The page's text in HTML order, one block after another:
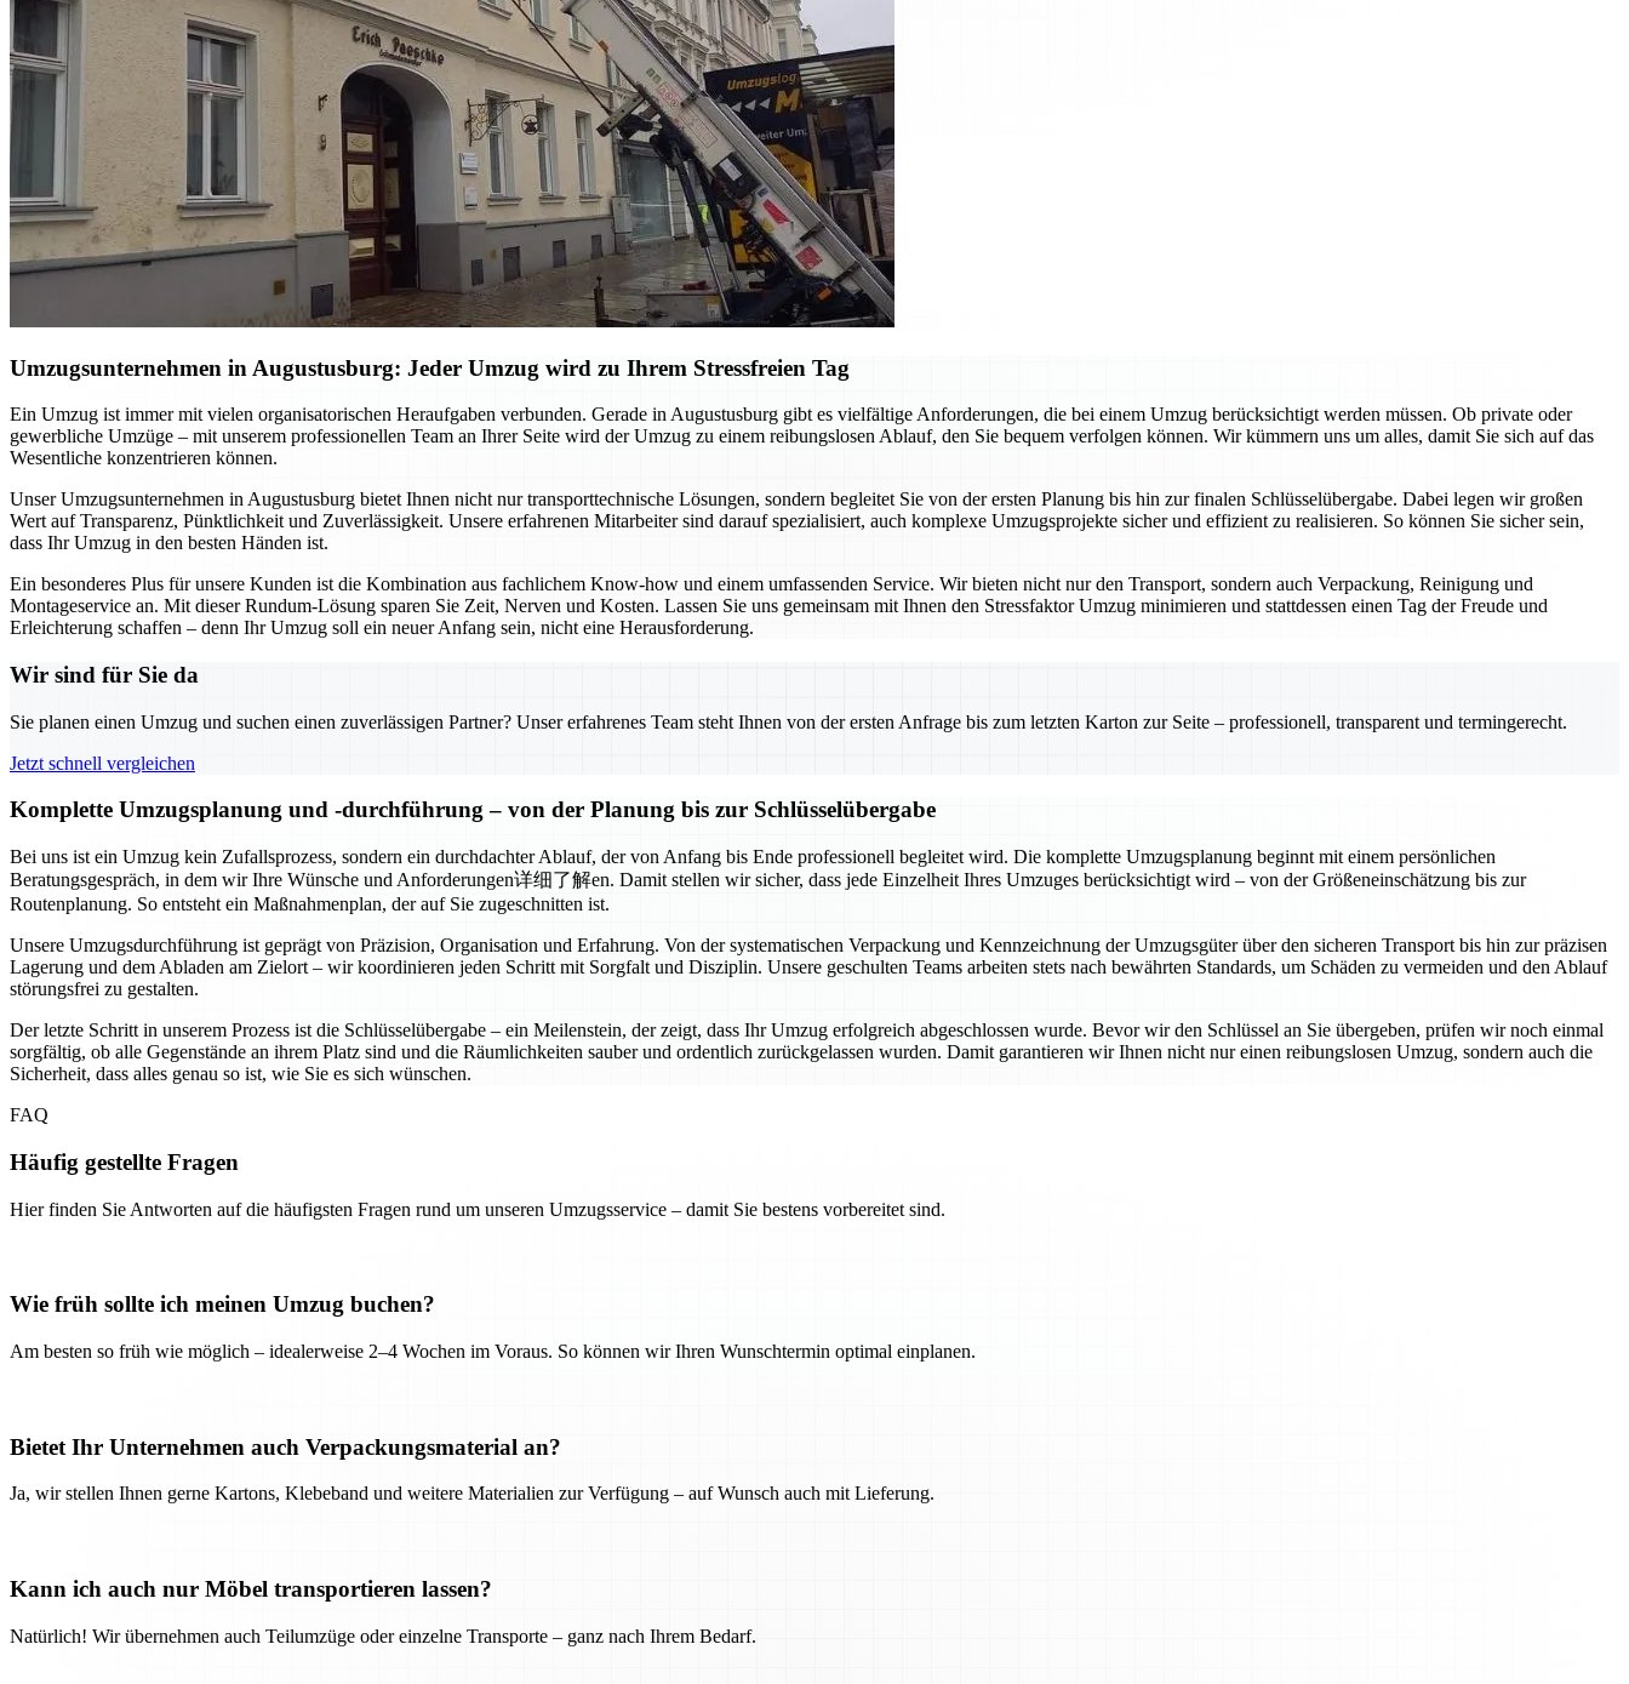
Umzugsunternehmen in Augustusburg: Jeder Umzug wird zu Ihrem Stressfreien Tag
Ein Umzug ist immer mit vielen organisatorischen Heraufgaben verbunden. Gerade in Augustusburg gibt es vielfältige Anforderungen, die bei einem Umzug berücksichtigt werden müssen. Ob private oder
gewerbliche Umzüge – mit unserem professionellen Team an Ihrer Seite wird der Umzug zu einem reibungslosen Ablauf, den Sie bequem verfolgen können. Wir kümmern uns um alles, damit Sie sich auf das
Wesentliche konzentrieren können.
Unser Umzugsunternehmen in Augustusburg bietet Ihnen nicht nur transporttechnische Lösungen, sondern begleitet Sie von der ersten Planung bis hin zur finalen Schlüsselübergabe. Dabei legen wir großen
Wert auf Transparenz, Pünktlichkeit und Zuverlässigkeit. Unsere erfahrenen Mitarbeiter sind darauf spezialisiert, auch komplexe Umzugsprojekte sicher und effizient zu realisieren. So können Sie sicher sein,
dass Ihr Umzug in den besten Händen ist.
Ein besonderes Plus für unsere Kunden ist die Kombination aus fachlichem Know-how und einem umfassenden Service. Wir bieten nicht nur den Transport, sondern auch Verpackung, Reinigung und
Montageservice an. Mit dieser Rundum-Lösung sparen Sie Zeit, Nerven und Kosten. Lassen Sie uns gemeinsam mit Ihnen den Stressfaktor Umzug minimieren und stattdessen einen Tag der Freude und
Erleichterung schaffen – denn Ihr Umzug soll ein neuer Anfang sein, nicht eine Herausforderung.
Wir sind für Sie da
Sie planen einen Umzug und suchen einen zuverlässigen Partner? Unser erfahrenes Team steht Ihnen von der ersten Anfrage bis zum letzten Karton zur Seite – professionell, transparent und termingerecht.
Jetzt schnell vergleichen
Komplette Umzugsplanung und -durchführung – von der Planung bis zur Schlüsselübergabe
Bei uns ist ein Umzug kein Zufallsprozess, sondern ein durchdachter Ablauf, der von Anfang bis Ende professionell begleitet wird. Die komplette Umzugsplanung beginnt mit einem persönlichen
Beratungsgespräch, in dem wir Ihre Wünsche und Anforderungen详细了解en. Damit stellen wir sicher, dass jede Einzelheit Ihres Umzuges berücksichtigt wird – von der Größeneinschätzung bis zur
Routenplanung. So entsteht ein Maßnahmenplan, der auf Sie zugeschnitten ist.
Unsere Umzugsdurchführung ist geprägt von Präzision, Organisation und Erfahrung. Von der systematischen Verpackung und Kennzeichnung der Umzugsgüter über den sicheren Transport bis hin zur präzisen
Lagerung und dem Abladen am Zielort – wir koordinieren jeden Schritt mit Sorgfalt und Disziplin. Unsere geschulten Teams arbeiten stets nach bewährten Standards, um Schäden zu vermeiden und den Ablauf
störungsfrei zu gestalten.
Der letzte Schritt in unserem Prozess ist die Schlüsselübergabe – ein Meilenstein, der zeigt, dass Ihr Umzug erfolgreich abgeschlossen wurde. Bevor wir den Schlüssel an Sie übergeben, prüfen wir noch einmal
sorgfältig, ob alle Gegenstände an ihrem Platz sind und die Räumlichkeiten sauber und ordentlich zurückgelassen wurden. Damit garantieren wir Ihnen nicht nur einen reibungslosen Umzug, sondern auch die
Sicherheit, dass alles genau so ist, wie Sie es sich wünschen.
FAQ
Häufig gestellte Fragen
Hier finden Sie Antworten auf die häufigsten Fragen rund um unseren Umzugsservice – damit Sie bestens vorbereitet sind.
Wie früh sollte ich meinen Umzug buchen?
Am besten so früh wie möglich – idealerweise 2–4 Wochen im Voraus. So können wir Ihren Wunschtermin optimal einplanen.
Bietet Ihr Unternehmen auch Verpackungsmaterial an?
Ja, wir stellen Ihnen gerne Kartons, Klebeband und weitere Materialien zur Verfügung – auf Wunsch auch mit Lieferung.
Kann ich auch nur Möbel transportieren lassen?
Natürlich! Wir übernehmen auch Teilumzüge oder einzelne Transporte – ganz nach Ihrem Bedarf.